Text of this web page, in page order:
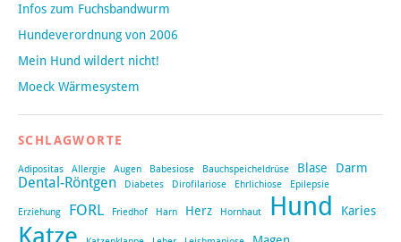
Infos zum Fuchsbandwurm
Hundeverordnung von 2006
Mein Hund wildert nicht!
Moeck Wärmesystem
SCHLAGWORTE
Adipositas Allergie Augen Babesiose Bauchspeicheldrüse Blase Darm
Dental-Röntgen Diabetes Dirofilariose Ehrlichiose Epilepsie
Erziehung FORL Friedhof Harn Herz Hornhaut Hund Karies
Katze